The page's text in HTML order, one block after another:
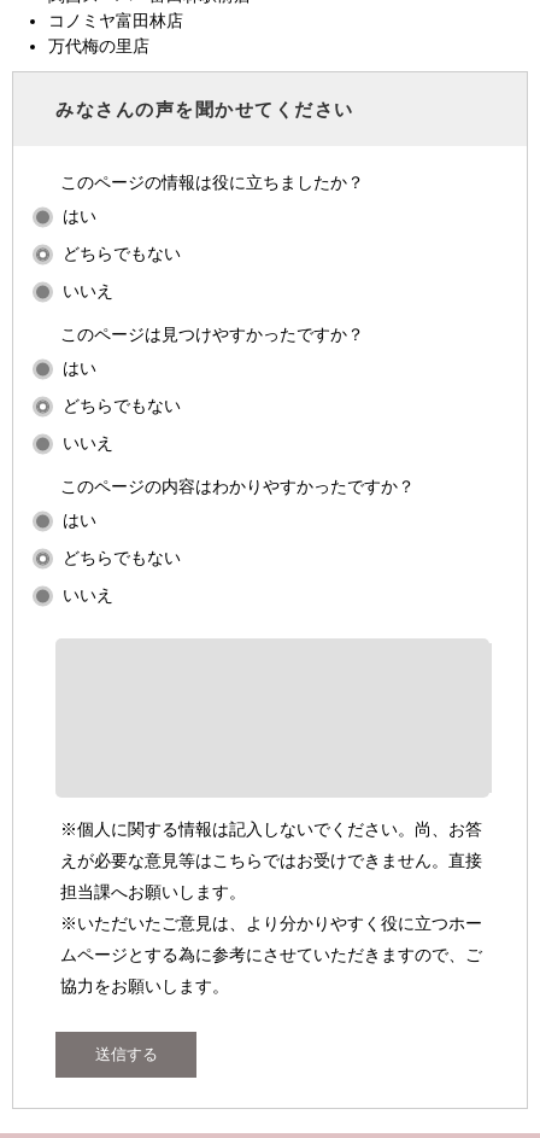
コノミヤ富田林店
万代梅の里店
みなさんの声を聞かせてください
このページの情報は役に立ちましたか？
はい
どちらでもない
いいえ
このページは見つけやすかったですか？
はい
どちらでもない
いいえ
このページの内容はわかりやすかったですか？
はい
どちらでもない
いいえ
※個人に関する情報は記入しないでください。尚、お答
えが必要な意見等はこちらではお受けできません。直接
担当課へお願いします。
※いただいたご意見は、より分かりやすく役に立つホー
ムページとする為に参考にさせていただきますので、ご
協力をお願いします。